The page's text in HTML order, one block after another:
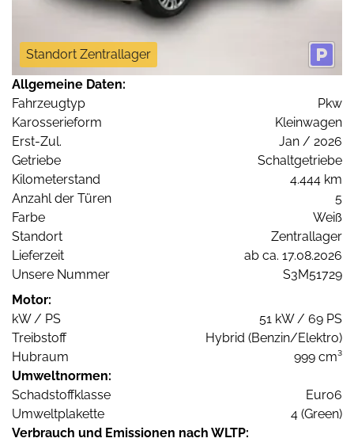
Standort Zentrallager
Allgemeine Daten:
Fahrzeugtyp
Pkw
Karosserieform
Kleinwagen
Erst-Zul.
Jan / 2026
Getriebe
Schaltgetriebe
Kilometerstand
4.444 km
Anzahl der Türen
5
Farbe
Weiß
Standort
Zentrallager
Lieferzeit
ab ca. 17.08.2026
Unsere Nummer
S3M51729
Motor:
kW / PS
51 kW / 69 PS
Treibstoff
Hybrid (Benzin/Elektro)
Hubraum
999 cm³
Umweltnormen:
Schadstoffklasse
Euro6
Umweltplakette
4 (Green)
Verbrauch und Emissionen nach WLTP: